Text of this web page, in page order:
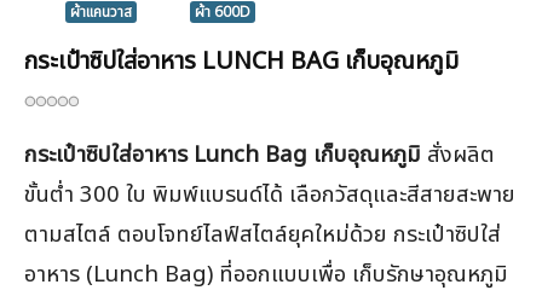
ผ้าแคนวาส ผ้า 600D
กระเป๋าซิปใส่อาหาร LUNCH BAG เก็บอุณหภูมิ
กระเป๋าซิปใส่อาหาร Lunch Bag เก็บอุณหภูมิ สั่งผลิต
ขั้นต่ำ 300 ใบ พิมพ์แบรนด์ได้ เลือกวัสดุและสีสายสะพาย
ตามสไตล์ ตอบโจทย์ไลฟ์สไตล์ยุคใหม่ด้วย กระเป๋าซิปใส่
อาหาร (Lunch Bag) ที่ออกแบบเพื่อ เก็บรักษาอุณหภูมิ